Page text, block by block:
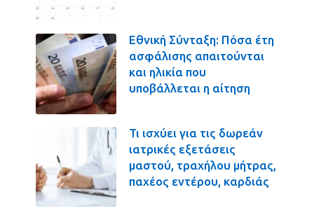
Εθνική Σύνταξη: Πόσα έτη
ασφάλισης απαιτούνται
και ηλικία που
υποβάλλεται η αίτηση
Τι ισχύει για τις δωρεάν
ιατρικές εξετάσεις
μαστού, τραχήλου μήτρας,
παχέος εντέρου, καρδιάς